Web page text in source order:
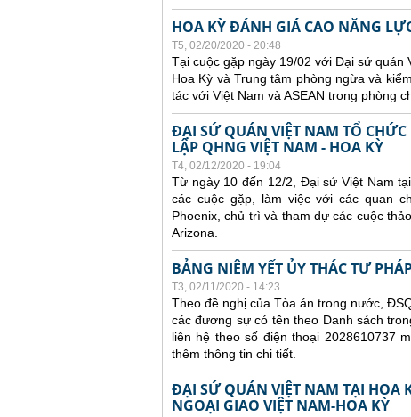
HOA KỲ ĐÁNH GIÁ CAO NĂNG
T5, 02/20/2020 - 20:48
Tại cuộc gặp ngày 19/02 với Đại sứ quán
Hoa Kỳ và Trung tâm phòng ngừa và
tác với Việt Nam và ASEAN trong phòng
ĐẠI SỨ QUÁN VIỆT NAM TỔ
LẬP QHNG VIỆT NAM - HOA KỲ
T4, 02/12/2020 - 19:04
Từ ngày 10 đến 12/2, Đại sứ Việt Nam
các cuộc gặp, làm việc với các quan
Phoenix, chủ trì và tham dự các cuộc
Arizona.
BẢNG NIÊM YẾT ỦY THÁC TƯ
T3, 02/11/2020 - 14:23
Theo đề nghị của Tòa án trong nước,
các đương sự có tên theo Danh sách
liên hệ theo số điện thoại 2028610737
thêm thông tin chi tiết.
ĐẠI SỨ QUÁN VIỆT NAM TẠI HOA
NGOẠI GIAO VIỆT NAM-HOA KỲ